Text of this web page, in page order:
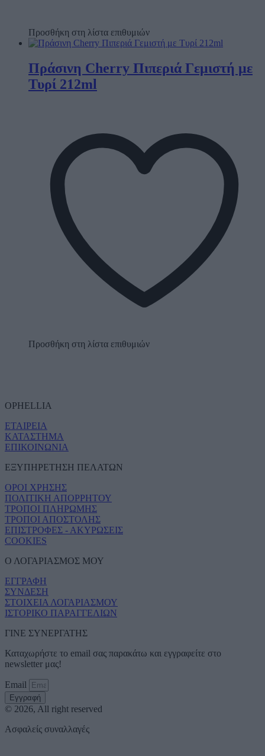
Προσθήκη στη λίστα επιθυμιών
Πράσινη Cherry Πιπεριά Γεμιστή με
Τυρί 212ml
Προσθήκη στη λίστα επιθυμιών
OPHELLIA
ΕΤΑΙΡΕΙΑ
ΚΑΤΑΣΤΗΜΑ
ΕΠΙΚΟΙΝΩΝΙΑ
ΕΞΥΠΗΡΕΤΗΣΗ ΠΕΛΑΤΩΝ
ΟΡΟΙ ΧΡΗΣΗΣ
ΠΟΛΙΤΙΚΗ ΑΠΟΡΡΗΤΟΥ
ΤΡΟΠΟΙ ΠΛΗΡΩΜΗΣ
ΤΡΟΠΟΙ ΑΠΟΣΤΟΛΗΣ
ΕΠΙΣΤΡΟΦΕΣ - ΑΚΥΡΩΣΕΙΣ
COOKIES
Ο ΛΟΓΑΡΙΑΣΜΟΣ ΜΟΥ
ΕΓΓΡΑΦΗ
ΣΥΝΔΕΣΗ
ΣΤΟΙΧΕΙΑ ΛΟΓΑΡΙΑΣΜΟΥ
ΙΣΤΟΡΙΚΟ ΠΑΡΑΓΓΕΛΙΩΝ
ΓΙΝΕ ΣΥΝΕΡΓΑΤΗΣ
Καταχωρήστε το email σας παρακάτω και εγγραφείτε στο
newsletter μας!
Email
Εγγραφή
© 2026, All right reserved
Ασφαλείς συναλλαγές